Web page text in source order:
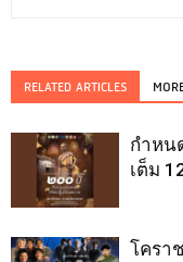
RELATED ARTICLES
กำหน
เต็ม
โครา